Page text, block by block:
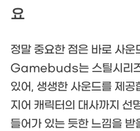
요
정말 중요한 점은 바로 사
Gamebuds는 스틸시리즈
있어, 생생한 사운드를 제
지어 캐릭터의 대사까지 선
들어가 있는 듯한 느낌을 받